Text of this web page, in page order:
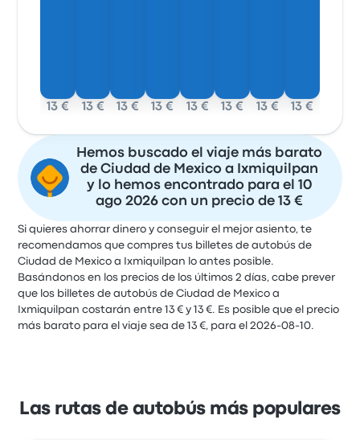
13 € 13 € 13 € 13 € 13 € 13 € 13 € 13 €
Hemos buscado el viaje más barato
de Ciudad de Mexico a Ixmiquilpan
y lo hemos encontrado para el 10
ago 2026 con un precio de 13 €
Si quieres ahorrar dinero y conseguir el mejor asiento, te
recomendamos que compres tus billetes de autobús de
Ciudad de Mexico a Ixmiquilpan lo antes posible.
Basándonos en los precios de los últimos 2 días, cabe prever
que los billetes de autobús de Ciudad de Mexico a
Ixmiquilpan costarán entre 13 € y 13 €. Es posible que el precio
más barato para el viaje sea de 13 €, para el 2026-08-10.
Las rutas de autobús más populares